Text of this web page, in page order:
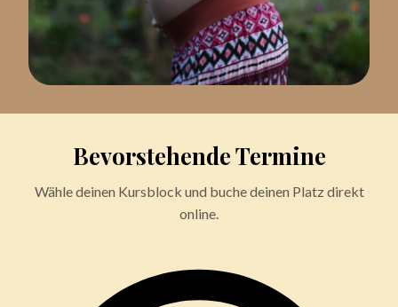
Bevorstehende Termine
Wähle deinen Kursblock und buche deinen Platz direkt
online.